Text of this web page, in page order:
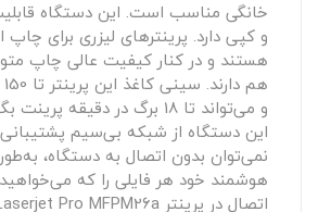
خانگی مناسب است. این دستگاه
و کپی دارد. پرینترهای لیزری برای
هستند و در کنار کیفیت عالی چاپ
و می‌تواند تا 18 برگ در دقیقه
این دستگاه از شبکه بی‌سیم
نمی‌توان بدون اتصال به دستگاه،
هوشمند خود هر فایلی را که